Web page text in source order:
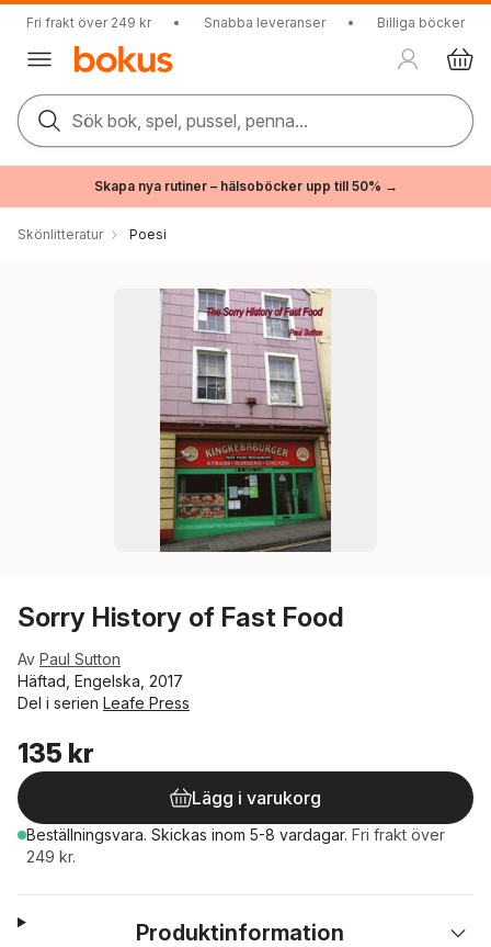
Fri frakt över 249 kr • Snabba leveranser • Billiga böcker
Sök bok, spel, pussel, penna...
Skapa nya rutiner – hälsoböcker upp till 50% →
Skönlitteratur Poesi
Sorry History of Fast Food
Av Paul Sutton
Häftad, Engelska, 2017
Del i serien Leafe Press
135 kr
Lägg i varukorg
Beställningsvara. Skickas inom 5-8 vardagar. Fri frakt över
249 kr.
Produktinformation